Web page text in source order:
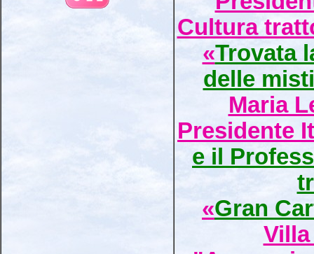
Cultura
«Trovata
delle
Maria
Presidente
e il
«Gran